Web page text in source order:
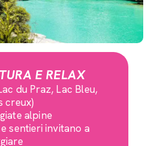
E RELAX
du Praz, Lac Bleu,
creux)
alpine
sentieri invitano a